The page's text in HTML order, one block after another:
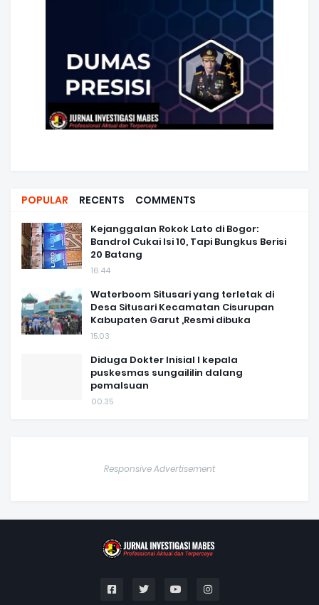
POPULAR RECENTS COMMENTS
Kejanggalan Rokok Lato di Bogor:
Bandrol Cukai Isi 10, Tapi Bungkus Berisi
20 Batang
16.44
Waterboom Situsari yang terletak di
Desa Situsari Kecamatan Cisurupan
Kabupaten Garut ,Resmi dibuka
15.03
Diduga Dokter Inisial I kepala
puskesmas sungaililin dalang
pemalsuan
00.35
Responsive Advertisement